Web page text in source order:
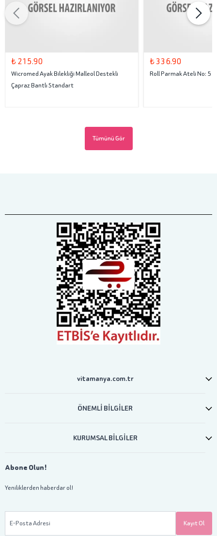
₺ 215.90
Wicromed Ayak Bilekliği Malleol Destekli
Çapraz Bantlı Standart
₺ 336.90
Roll Parmak Ateli No: 5
Tümünü Gör
vitamanya.com.tr
ÖNEMLİ BİLGİLER
KURUMSAL BİLGİLER
Abone Olun!
Yeniliklerden haberdar ol!
E-Posta Adresi Kayıt Ol